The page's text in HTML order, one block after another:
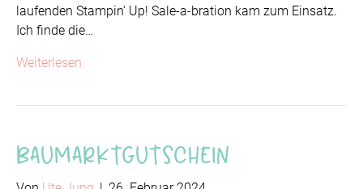
laufenden Stampin‘ Up! Sale-a-bration kam zum Einsatz.
Ich finde die…
Weiterlesen
Baumarktgutschein